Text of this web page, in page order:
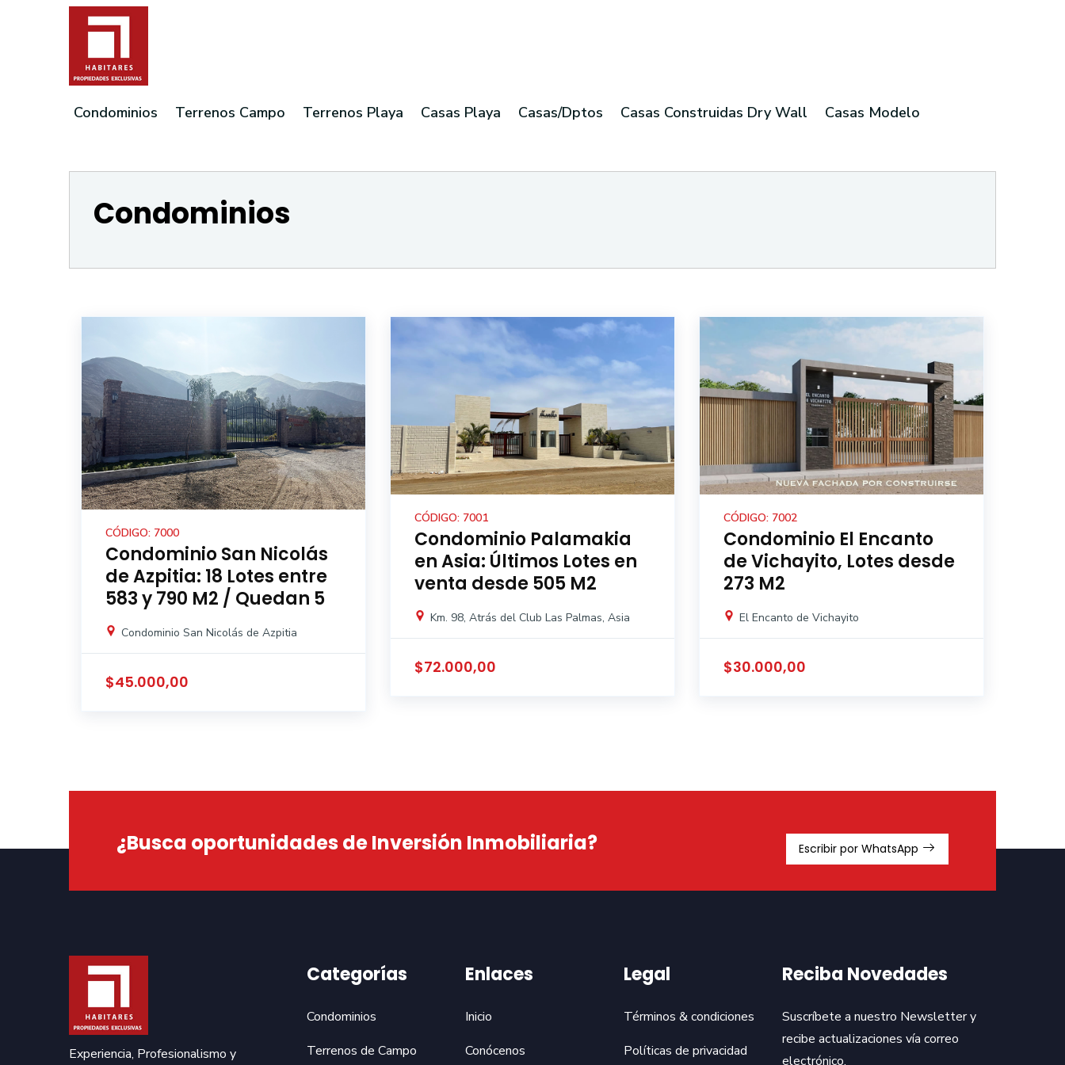
Condominios Terrenos Campo Terrenos Playa Casas Playa Casas/Dptos Casas Construidas Dry Wall Casas Modelo
Condominios
CÓDIGO: 7000
Condominio San Nicolás
de Azpitia: 18 Lotes entre
583 y 790 M2 / Quedan 5
Condominio San Nicolás de Azpitia
$45.000,00
CÓDIGO: 7001
Condominio Palamakia
en Asia: Últimos Lotes en
venta desde 505 M2
Km. 98, Atrás del Club Las Palmas, Asia
$72.000,00
CÓDIGO: 7002
Condominio El Encanto
de Vichayito, Lotes desde
273 M2
El Encanto de Vichayito
$30.000,00
¿Busca oportunidades de Inversión Inmobiliaria? Escribir por WhatsApp
Experiencia, Profesionalismo y
Categorías
Condominios
Terrenos de Campo
Enlaces
Inicio
Conócenos
Legal
Términos & condiciones
Políticas de privacidad
Reciba Novedades
Suscríbete a nuestro Newsletter y
recibe actualizaciones vía correo
electrónico.